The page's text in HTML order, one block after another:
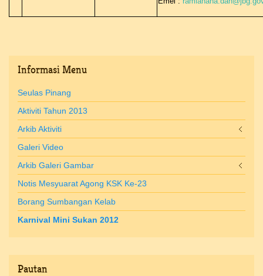
InformasiMenu
Seulas Pinang
Aktiviti Tahun 2013
Arkib Aktiviti
Galeri Video
Arkib Galeri Gambar
Notis Mesyuarat Agong KSK Ke-23
Borang Sumbangan Kelab
Karnival Mini Sukan 2012
Pautan